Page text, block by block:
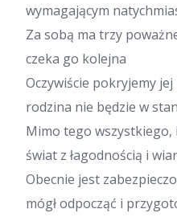
wymagającym
Za sobą ma trzy
czeka go kolejna
Oczywiście pokryjemy
rodzina nie będzie w
Mimo tego wszystkiego,
świat z łagodnością i
Obecnie jest
mógł odpocząć i